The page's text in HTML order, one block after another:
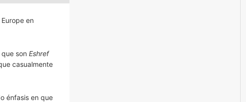
en
son Eshref
casualmente
énfasis en que